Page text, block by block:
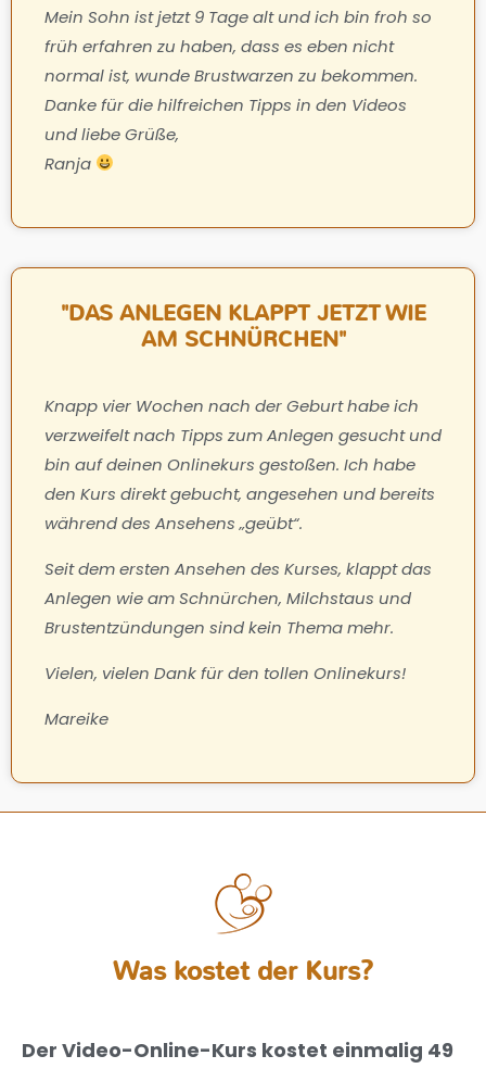
Mein Sohn ist jetzt 9 Tage alt und ich bin froh so
früh erfahren zu haben, dass es eben nicht
normal ist, wunde Brustwarzen zu bekommen.
Danke für die hilfreichen Tipps in den Videos
und liebe Grüße,
Ranja
"DAS ANLEGEN KLAPPT JETZT WIE
AM SCHNÜRCHEN"
Knapp vier Wochen nach der Geburt habe ich
verzweifelt nach Tipps zum Anlegen gesucht und
bin auf deinen Onlinekurs gestoßen. Ich habe
den Kurs direkt gebucht, angesehen und bereits
während des Ansehens „geübt“.
Seit dem ersten Ansehen des Kurses, klappt das
Anlegen wie am Schnürchen, Milchstaus und
Brustentzündungen sind kein Thema mehr.
Vielen, vielen Dank für den tollen Onlinekurs!
Mareike
Was kostet der Kurs?
Der Video-Online-Kurs kostet einmalig 49